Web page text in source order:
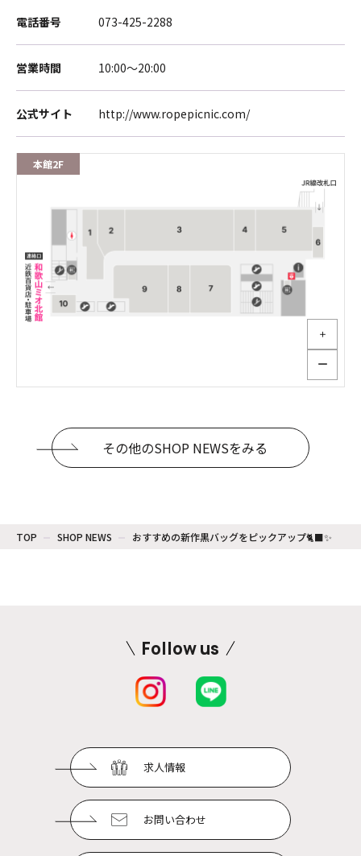
電話番号 073-425-2288
営業時間 10:00～20:00
公式サイト http://www.ropepicnic.com/
本館2F
＋
ー
その他のSHOP NEWSをみる
TOP SHOP NEWS おすすめの新作黒バッグをピックアップ🐈‍⬛✨
Follow us
求人情報
お問い合わせ